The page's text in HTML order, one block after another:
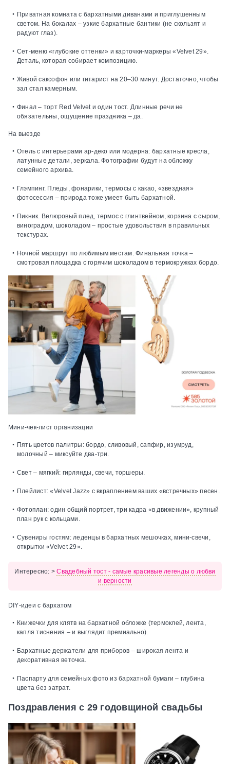
Приватная комната с бархатными диванами и приглушенным
светом. На бокалах – узкие бархатные бантики (не скользят и
радуют глаз).
Сет‑меню «глубокие оттенки» и карточки‑маркеры «Velvet 29».
Деталь, которая собирает композицию.
Живой саксофон или гитарист на 20–30 минут. Достаточно, чтобы
зал стал камерным.
Финал – торт Red Velvet и один тост. Длинные речи не
обязательны, ощущение праздника – да.
На выезде
Отель с интерьерами ар‑деко или модерна: бархатные кресла,
латунные детали, зеркала. Фотографии будут на обложку
семейного архива.
Глэмпинг. Пледы, фонарики, термосы с какао, «звездная»
фотосессия – природа тоже умеет быть бархатной.
Пикник. Велюровый плед, термос с глинтвейном, корзина с сыром,
виноградом, шоколадом – простые удовольствия в правильных
текстурах.
Ночной маршрут по любимым местам.Финальная точка –
смотровая площадка с горячим шоколадом в термокружках бордо.
Мини‑чек‑лист организации
Пять цветов палитры:бордо, сливовый, сапфир, изумруд,
молочный – миксуйте два‑три.
Свет– мягкий: гирлянды, свечи, торшеры.
Плейлист: «Velvet Jazz» с вкраплением ваших «встречных» песен.
Фотоплан: один общий портрет, три кадра «в движении», крупный
план рук с кольцами.
Сувениры гостям:леденцы в бархатных мешочках, мини‑свечи,
открытки «Velvet 29».
Интересно: >Свадебный тост - самые красивые легенды о любви
и верности
DIY‑идеи с бархатом
Книжечки для клятв на бархатной обложке (термоклей, лента,
капля тиснения – и выглядит премиально).
Бархатные держатели для приборов – широкая лента и
декоративная веточка.
Паспарту для семейных фото из бархатной бумаги – глубина
цвета без затрат.
Поздравления с 29 годовщиной свадьбы